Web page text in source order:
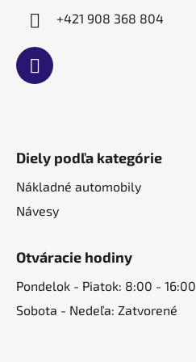
+421 908 368 804
Diely podľa kategórie
Nákladné automobily
Návesy
Otváracie hodiny
Pondelok - Piatok: 8:00 - 16:00
Sobota - Nedeľa: Zatvorené